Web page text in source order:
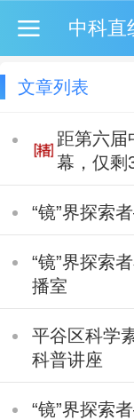
文章列表
距第六届
幕，仅剩
“镜”界探索
“镜”界探索
播室
平谷区科学
科普讲座
“镜”界探索